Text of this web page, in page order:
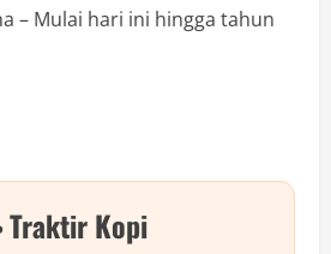
– Mulai hari ini hingga tahun
Traktir Kopi